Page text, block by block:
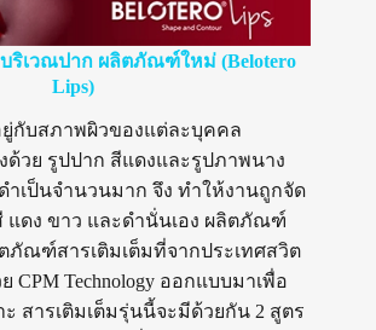
บริเวณปาก ผลิตภัณฑ์ใหม่ (Belotero
Lips)
กับสภาพผิวของแต่ละบุคคล
ด้วย รูปปาก สีแดงและรูปภาพนาง
ำเป็นจำนวนมาก จึง ทำให้งานถูกจัด
แดง ขาว และดำนั่นเอง ผลิตภัณฑ์
ตภัณฑ์สารเติมเต็มที่จากประเทศสวิต
CPM Technology ออกแบบมาเพื่อ
สารเติมเต็มรุ่นนี้จะมีด้วยกัน 2 สูตร